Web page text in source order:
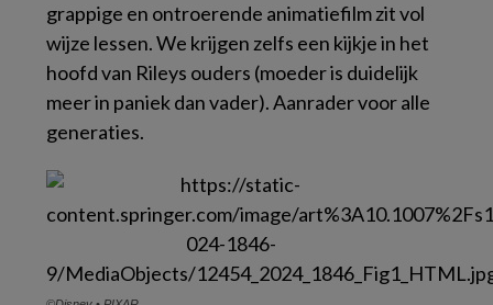
grappige en ontroerende animatiefilm zit vol
wijze lessen. We krijgen zelfs een kijkje in het
hoofd van Rileys ouders (moeder is duidelijk
meer in paniek dan vader). Aanrader voor alle
generaties.